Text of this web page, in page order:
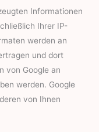
Informationen
Ihrer IP-
werden an
und dort
von Google an
werden. Google
von Ihnen